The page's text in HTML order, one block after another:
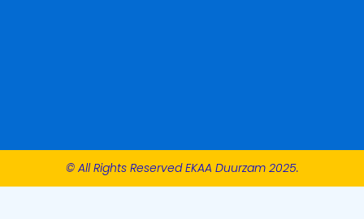
© All Rights Reserved EKAA Duurzam 2025.